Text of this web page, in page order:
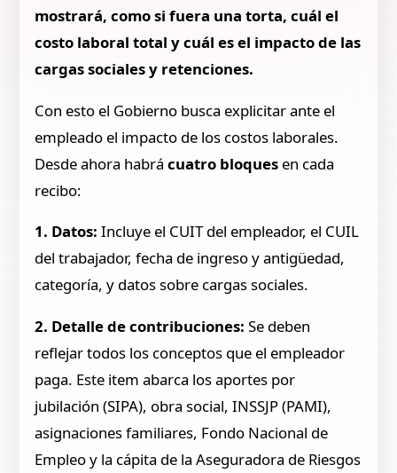
mostrará, como si fuera una torta, cuál el
costo laboral total y cuál es el impacto de las
cargas sociales y retenciones.
Con esto el Gobierno busca explicitar ante el
empleado el impacto de los costos laborales.
Desde ahora habrá cuatro bloques en cada
recibo:
1. Datos: Incluye el CUIT del empleador, el CUIL
del trabajador, fecha de ingreso y antigüedad,
categoría, y datos sobre cargas sociales.
2. Detalle de contribuciones:Se deben
reflejar todos los conceptos que el empleador
paga. Este item abarca los aportes por
jubilación (SIPA), obra social, INSSJP (PAMI),
asignaciones familiares, Fondo Nacional de
Empleo y la cápita de la Aseguradora de Riesgos